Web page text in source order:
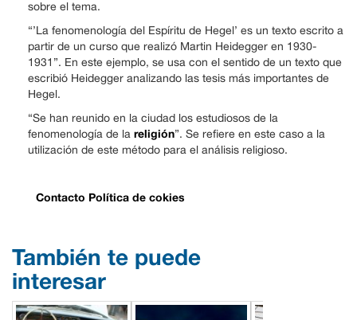
sobre el tema.
“’La fenomenología del Espíritu de Hegel’ es un texto escrito a
partir de un curso que realizó Martin Heidegger en 1930-
1931”. En este ejemplo, se usa con el sentido de un texto que
escribió Heidegger analizando las tesis más importantes de
Hegel.
“Se han reunido en la ciudad los estudiosos de la
fenomenología de la religión”. Se refiere en este caso a la
utilización de este método para el análisis religioso.
Contacto Política de cokies
También te puede
interesar